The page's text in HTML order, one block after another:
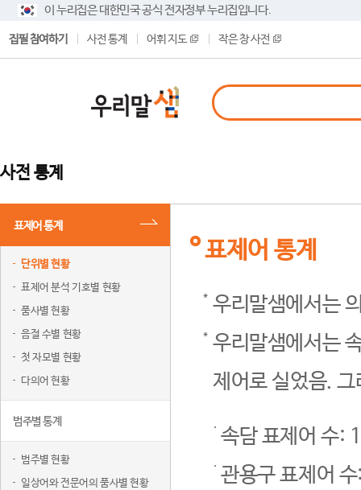
이 누리집은 대한민국 공식 전자정부 누리집입니다.
집필 참여하기 사전 통계 어휘 지도 작은 창 사전
사전 통계
표제어 통계
단위별 현황
표제어 분석 기호별 현황
품사별 현황
음절 수별 현황
첫 자모별 현황
다의어 현황
범주별 통계
범주별 현황
일상어와 전문어의 품사별 현황
표제어 통계
우리말샘에서는
우리말샘에서는
제어로 실었음.
속담 표제어 수:
관용구 표제어